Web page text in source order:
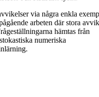
via några enkla
arbeten där stora
hämtas från
numeriska